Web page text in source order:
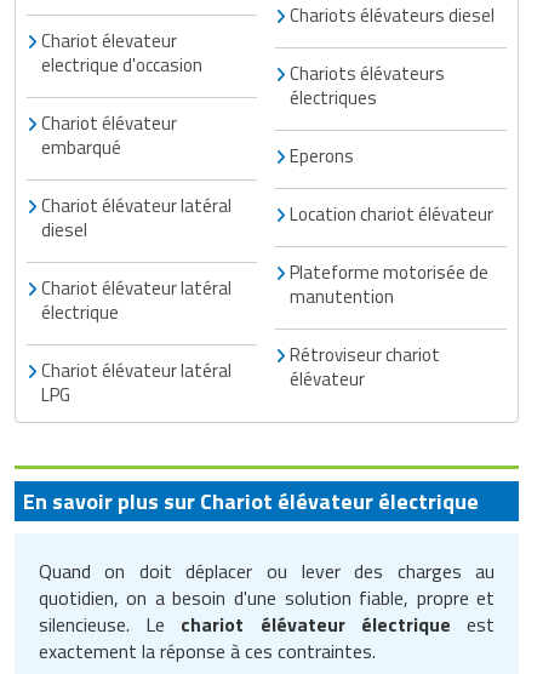
Chariot élevateur
electrique d'occasion
Chariot élévateur
embarqué
Chariot élévateur latéral
diesel
Chariot élévateur latéral
électrique
Chariot élévateur latéral
LPG
Chariots élévateurs diesel
Chariots élévateurs
électriques
Eperons
Location chariot élévateur
Plateforme motorisée de
manutention
Rétroviseur chariot
élévateur
En savoir plus sur Chariot élévateur électrique
Quand on doit déplacer ou lever des charges au
quotidien, on a besoin d'une solution fiable, propre et
silencieuse. Le chariot élévateur électrique est
exactement la réponse à ces contraintes.